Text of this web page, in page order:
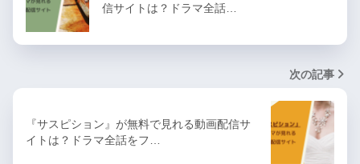
信サイトは？ドラマ全話…
次の記事
『サスピション』が無料で見れる動画配信サ
イトは？ドラマ全話をフ…